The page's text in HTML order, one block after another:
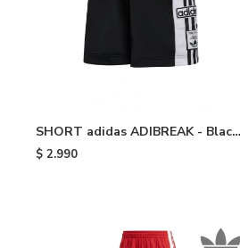
SHORT adidas ADIBREAK - Black
White
$ 2.990